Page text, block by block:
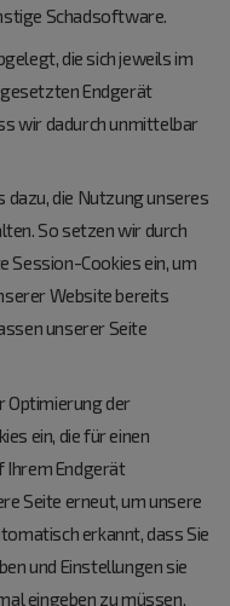
Schadsoftware.
die sich jeweils im
Endgerät
wir dadurch unmittelbar
dazu, die Nutzung unseres
So setzen wir durch
Session-Cookies ein, um
Website bereits
unserer Seite
Optimierung der
ein, die für einen
Endgerät
Seite erneut, um unsere
erkannt, dass Sie
und Einstellungen sie
eingeben zu müssen.